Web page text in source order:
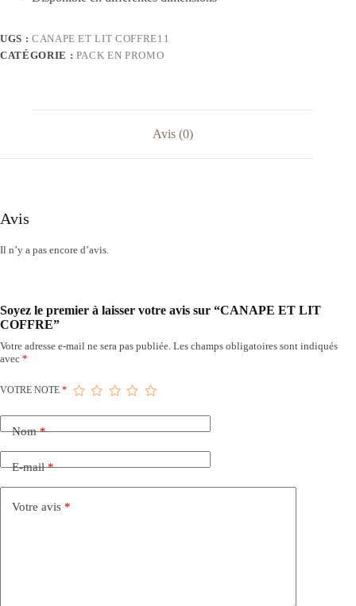
UGS : CANAPE ET LIT COFFRE11
CATÉGORIE : PACK EN PROMO
Avis (0)
Avis
Il n’y a pas encore d’avis.
Soyez le premier à laisser votre avis sur “CANAPE ET LIT
COFFRE”
Votre adresse e-mail ne sera pas publiée. Les champs obligatoires sont indiqués
avec *
VOTRE NOTE *
Nom*
E-mail*
Votre avis *